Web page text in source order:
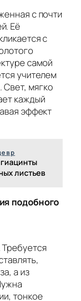
с почти
Её
с
самой
учителем
Свет, мягко
каждый
эффект
листьев
подобного
а из
тонкое